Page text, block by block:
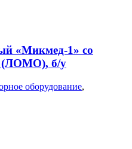
«Микмед-1» со
(ЛОМО), б/у
оборудование,